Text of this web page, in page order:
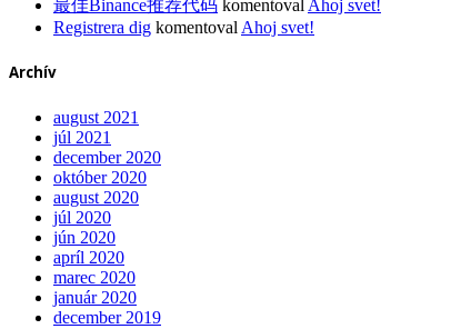
最佳Binance推荐代码 komentoval Ahoj svet!
Registrera dig komentoval Ahoj svet!
Archív
august 2021
júl 2021
december 2020
október 2020
august 2020
júl 2020
jún 2020
apríl 2020
marec 2020
január 2020
december 2019